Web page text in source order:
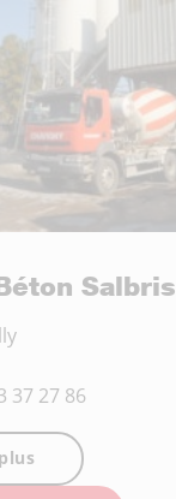
Salbris
37 27 86